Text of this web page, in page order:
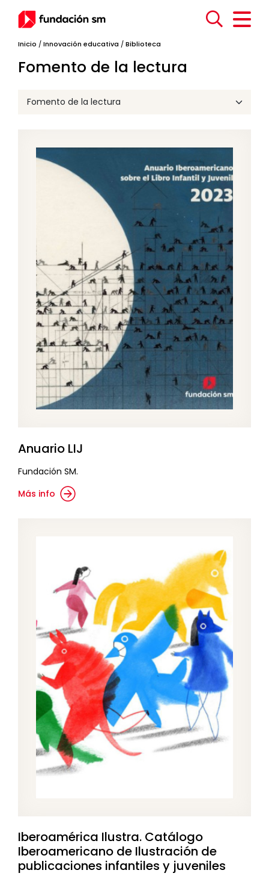
Inicio /Innovación educativa /Biblioteca
Fomento de la lectura
Anuario LIJ
Fundación SM.
Más info
Iberoamérica Ilustra. Catálogo
Iberoamericano de Ilustración de
publicaciones infantiles y juveniles